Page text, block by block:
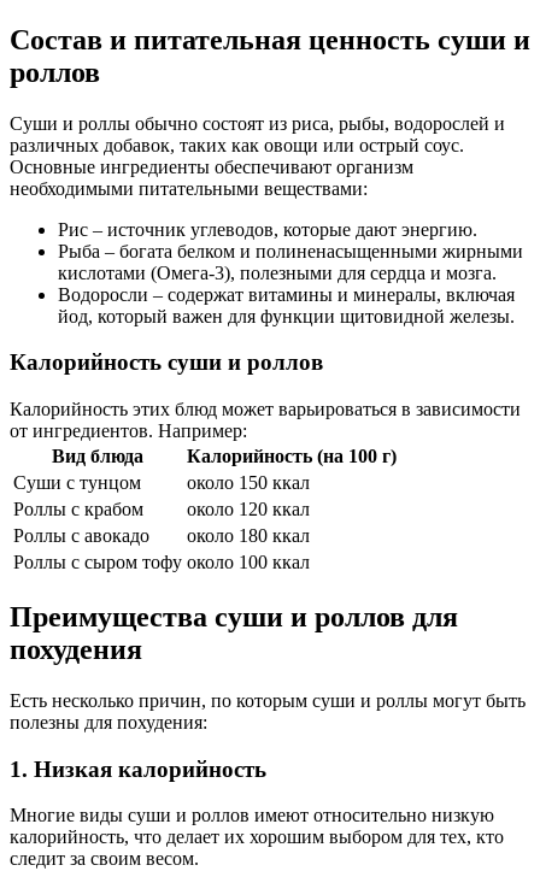
Состав и питательная ценность суши и
роллов
Суши и роллы обычно состоят из риса, рыбы, водорослей и
различных добавок, таких как овощи или острый соус.
Основные ингредиенты обеспечивают организм
необходимыми питательными веществами:
Рис – источник углеводов, которые дают энергию.
Рыба – богата белком и полиненасыщенными жирными
кислотами (Омега-3), полезными для сердца и мозга.
Водоросли – содержат витамины и минералы, включая
йод, который важен для функции щитовидной железы.
Калорийность суши и роллов
Калорийность этих блюд может варьироваться в зависимости
от ингредиентов. Например:
Вид блюда
Калорийность (на 100 г)
Суши с тунцом
около 150 ккал
Роллы с крабом
около 120 ккал
Роллы с авокадо
около 180 ккал
Роллы с сыром тофу около 100 ккал
Преимущества суши и роллов для
похудения
Есть несколько причин, по которым суши и роллы могут быть
полезны для похудения:
1. Низкая калорийность
Многие виды суши и роллов имеют относительно низкую
калорийность, что делает их хорошим выбором для тех, кто
следит за своим весом.